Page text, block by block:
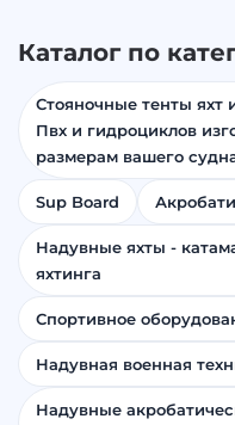
Каталог по
Стояночные тенты яхт
Пвх и гидроциклов
размерам вашего
Sup Board
Надувные яхты -
яхтинга
Спортивное
Надувная военная
Надувные